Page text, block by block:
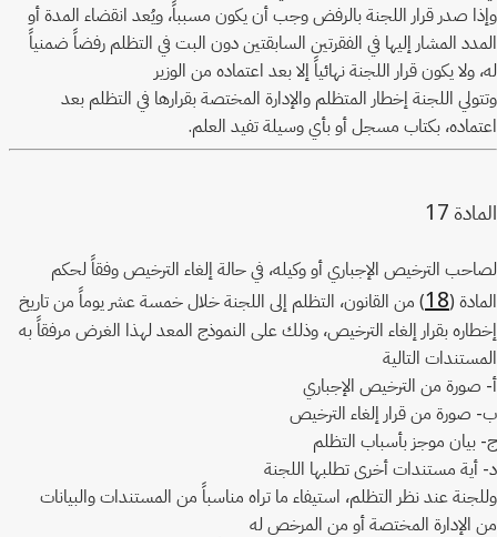
وإذا صدر قرار اللجنة بالرفض وجب أن يكون مسبباً، ويُعد انقضاء المدة أو
المدد المشار إليها في الفقرتين السابقتين دون البت في التظلم رفضاً ضمنياً
له، ولا يكون قرار اللجنة نهائياً إلا بعد اعتماده من الوزير
وتتولي اللجنة إخطار المتظلم والإدارة المختصة بقرارها في التظلم بعد
اعتماده، بكتاب مسجل أو بأي وسيلة تفيد العلم.
المادة 17
لصاحب الترخيص الإجباري أو وكيله، في حالة إلغاء الترخيص وفقاً لحكم
المادة (18) من القانون، التظلم إلى اللجنة خلال خمسة عشر يوماً من تاريخ
إخطاره بقرار إلغاء الترخيص، وذلك على النموذج المعد لهذا الغرض مرفقاً به
المستندات التالية
أ- صورة من الترخيص الإجباري
ب- صورة من قرار إلغاء الترخيص
ج- بيان موجز بأسباب التظلم
د- أية مستندات أخرى تطلبها اللجنة
وللجنة عند نظر التظلم، استيفاء ما تراه مناسباً من المستندات والبيانات
من الإدارة المختصة أو من المرخص له